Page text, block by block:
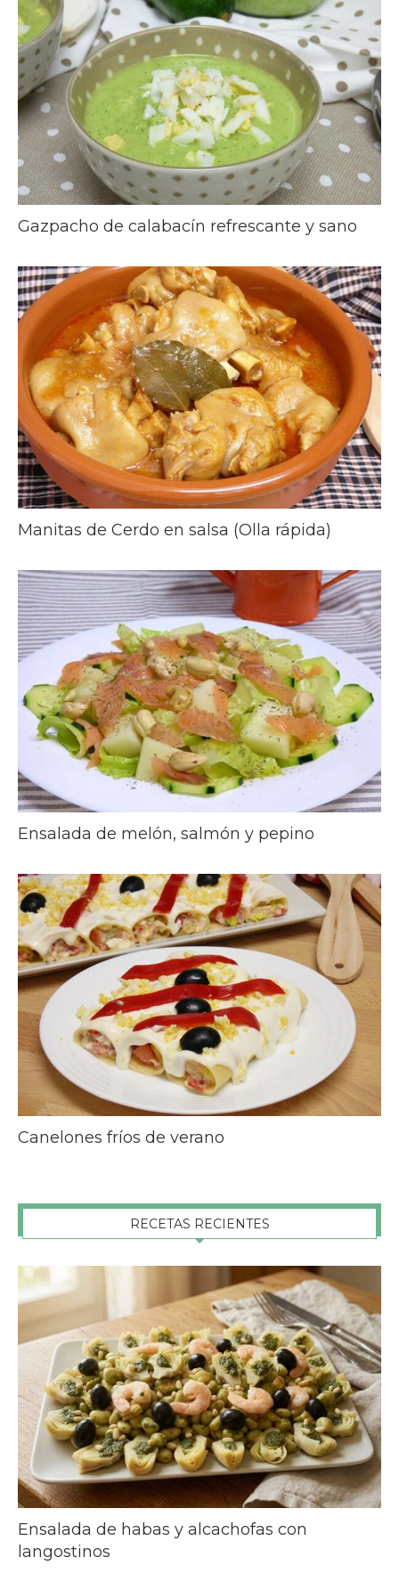
Gazpacho de calabacín refrescante y sano
Manitas de Cerdo en salsa (Olla rápida)
Ensalada de melón, salmón y pepino
Canelones fríos de verano
RECETAS RECIENTES
Ensalada de habas y alcachofas con
langostinos